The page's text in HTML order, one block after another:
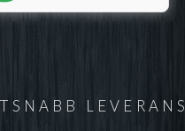
LEVERANS